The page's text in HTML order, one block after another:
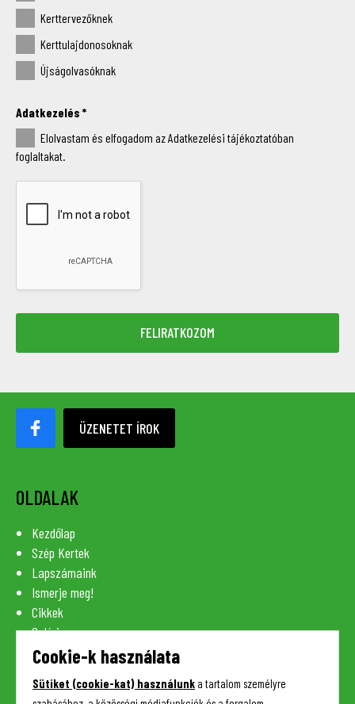
Kerttervezőknek
Kerttulajdonosoknak
Újságolvasóknak
Adatkezelés *
Elolvastam és elfogadom az Adatkezelési tájékoztatóban
foglaltakat.
ÜZENETET ÍROK
OLDALAK
Kezdőlap
Szép Kertek
Lapszámaink
Ismerje meg!
Cikkek
Galéria
Szaknévsor
Kapcsolat
Cookie-k használata
Sütiket (cookie-kat) használunk a tartalom személyre